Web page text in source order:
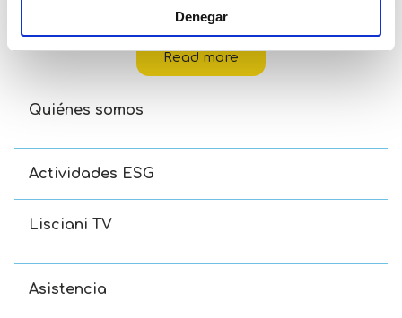
Denegar
Carotina Baby Gatitos Lógicos
Read more
Quiénes somos
Actividades ESG
Lisciani TV
Asistencia